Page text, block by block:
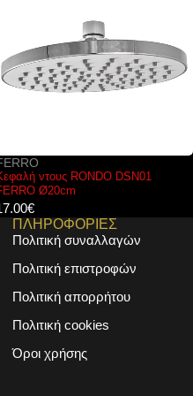
KARAG
Βραχίονας παροχής νερού Χρυσός
AC00903-O KARAG 33,4cm
50.00€
ΠΛΗΡΟΦΟΡΙΕΣ
Πολιτική συναλλαγών
Πολιτική επιστροφών
Πολιτική απορρήτου
Πολιτική cookies
Όροι χρήσης